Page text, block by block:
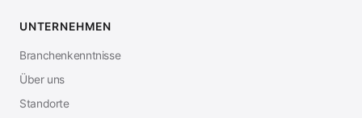
UNTERNEHMEN
Branchenkenntnisse
Über uns
Standorte